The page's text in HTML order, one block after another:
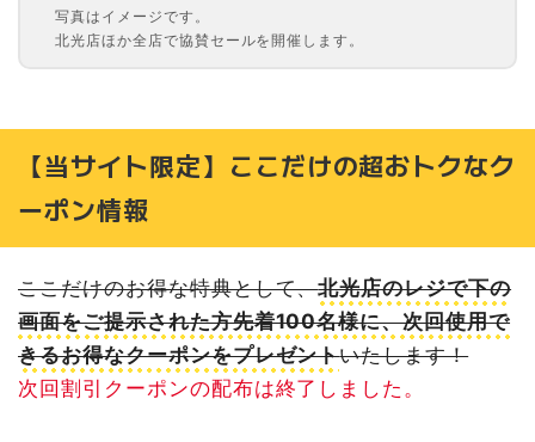
写真はイメージです。
北光店ほか全店で協賛セールを開催します。
【当サイト限定】ここだけの超おトクなク
ーポン情報
ここだけのお得な特典として、北光店のレジで下の
画面をご提示された方先着100名様に、次回使用で
きるお得なクーポンをプレゼントいたします！
次回割引クーポンの配布は終了しました。